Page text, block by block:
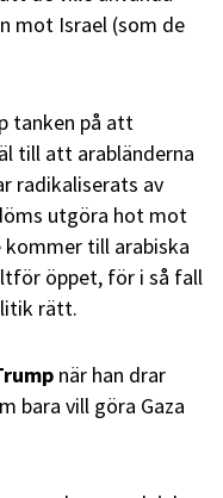
mot Israel (som de
tanken på att
till att arabländerna
radikaliserats av
utgöra hot mot
till arabiska
öppet, för i så fall
rätt.
när han drar
bara vill göra Gaza